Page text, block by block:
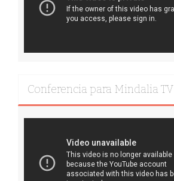
Conferencia para Mindalia TV